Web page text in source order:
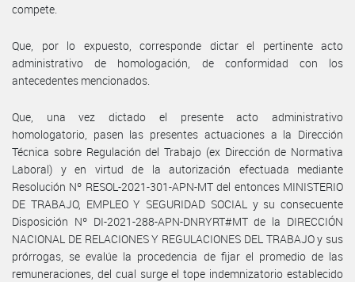
compete.
Que, por lo expuesto, corresponde dictar el pertinente acto
administrativo de homologación, de conformidad con los
antecedentes mencionados.
Que, una vez dictado el presente acto administrativo
homologatorio, pasen las presentes actuaciones a la Dirección
Técnica sobre Regulación del Trabajo (ex Dirección de Normativa
Laboral) y en virtud de la autorización efectuada mediante
Resolución Nº RESOL-2021-301-APN-MT del entonces MINISTERIO
DE TRABAJO, EMPLEO Y SEGURIDAD SOCIAL y su consecuente
Disposición Nº DI-2021-288-APN-DNRYRT#MT de la DIRECCIÓN
NACIONAL DE RELACIONES Y REGULACIONES DEL TRABAJO y sus
prórrogas, se evalúe la procedencia de fijar el promedio de las
remuneraciones, del cual surge el tope indemnizatorio establecido